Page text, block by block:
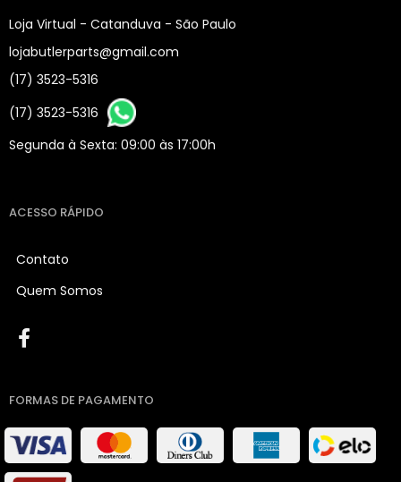
Loja Virtual - Catanduva - São Paulo
lojabutlerparts@gmail.com
(17) 3523-5316
(17) 3523-5316
Segunda à Sexta: 09:00 às 17:00h
ACESSO RÁPIDO
Contato
Quem Somos
FORMAS DE PAGAMENTO